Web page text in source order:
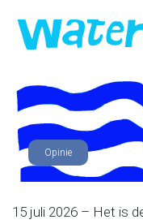
Opinie
15 juli 2026 – Het is